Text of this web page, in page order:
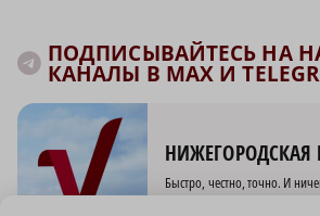
ПОДПИСЫВАЙТЕСЬ НА
КАНАЛЫ В MAX И
НИЖЕГОРОДСКАЯ
Быстро, честно, точно. И